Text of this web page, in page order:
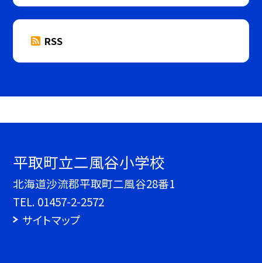
RSS
平取町立二風谷小学校
北海道沙流郡平取町二風谷28番1
TEL. 01457-2-2572
サイトマップ